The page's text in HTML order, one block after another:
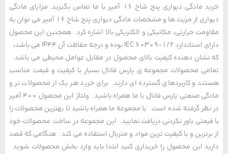
خرید مادگی دیواری پنج شاخ 16 آمپر با ما تماس بگیرید. مزایای مادگی
دیواری از مزیت ها و مشخصات مادگی دیواری پنج شاخ 16 آمپر می توان به
حرارتی، مکانیکی و الکتریکی بالا اشاره کرد. همجنین این محصول
دارای استاندارد IEC 60309-1/2 بوده و درجه حفاظت آن IP44 می باشد،
دهنده کیفیت بالای محصول در مقابل عوامل محیطی می باشد.
محصولات مجموعه ی پارس فانال بسیار با کیفیت و قیمت مناسب
و کاربردهای گسترده ای دارند. برای خرید هر یک از محصولات نر و
مادگی صنعتی پارس فانال با ما همراه باشید. ولتاژ این محصول 400 آمپر
گرفته شده است. با مجموعه ما همراه باشید تا بهترین محصولات را
باور نکردنی دریافت نمایید. این مجموعه در ساخت محصولات خود
و با کیفیت ترین مواد و متریال استفاده می کند. هنگامی که قصد
این محصول را خریداری کنید ابتدا باید وارد بخش محصولات شوید